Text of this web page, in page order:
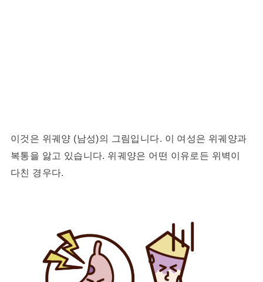
이것은 위궤양 (남성)의 그림입니다. 이 여성은 위궤양과
복통을 앓고 있습니다. 위궤양은 어떤 이유로든 위벽이
다친 경우다.